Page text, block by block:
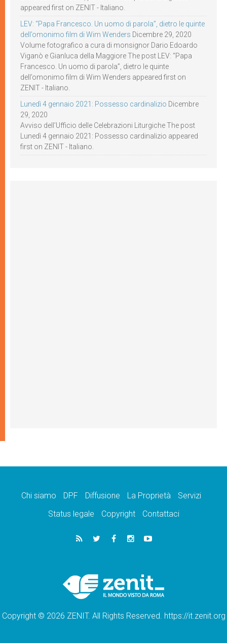
appeared first on ZENIT - Italiano.
LEV: “Papa Francesco. Un uomo di parola”, dietro le quinte
dell’omonimo film di Wim Wenders Dicembre 29, 2020
Volume fotografico a cura di monsignor Dario Edoardo
Viganò e Gianluca della Maggiore The post LEV: “Papa
Francesco. Un uomo di parola”, dietro le quinte
dell’omonimo film di Wim Wenders appeared first on
ZENIT - Italiano.
Lunedì 4 gennaio 2021: Possesso cardinalizio Dicembre
29, 2020
Avviso dell’Ufficio delle Celebrazioni Liturgiche The post
Lunedì 4 gennaio 2021: Possesso cardinalizio appeared
first on ZENIT - Italiano.
Chi siamo DPF Diffusione La Proprietà
Servizi
Status legale
Copyright Contattaci
Copyright © 2026 ZENIT. All Rights Reserved. https://it.zenit.org